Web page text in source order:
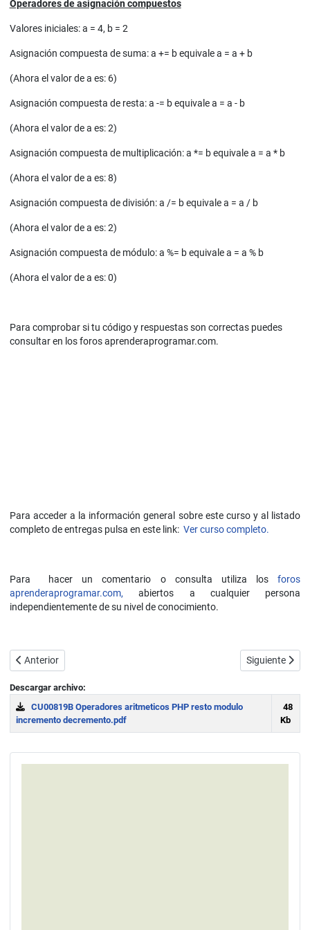
Operadores de asignación compuestos
Valores iniciales: a = 4, b = 2
Asignación compuesta de suma: a += b equivale a = a + b
(Ahora el valor de a es: 6)
Asignación compuesta de resta: a -= b equivale a = a - b
(Ahora el valor de a es: 2)
Asignación compuesta de multiplicación: a *= b equivale a = a * b
(Ahora el valor de a es: 8)
Asignación compuesta de división: a /= b equivale a = a / b
(Ahora el valor de a es: 2)
Asignación compuesta de módulo: a %= b equivale a = a % b
(Ahora el valor de a es: 0)
Para comprobar si tu código y respuestas son correctas puedes
consultar en los foros aprenderaprogramar.com.
Para acceder a la información general sobre este curso y al listado
completo de entregas pulsa en este link: Ver curso completo.
Para hacer un comentario o consulta utiliza losforos
aprenderaprogramar.com, abiertos a cualquier persona
independientemente de su nivel de conocimiento.
Artículo anterior: Operadores lógicos en PHP. Igual, distinto, and,
Anterior Artículo
Siguiente
Descargar archivo:
CU00819B Operadores aritmeticos PHP resto modulo
incremento decremento.pdf
48
Kb